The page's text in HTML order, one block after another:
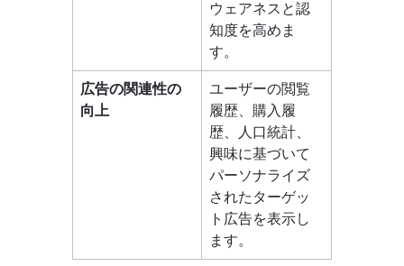
ウェアネスと認
知度を高めま
す。
広告の関連性の
向上
ユーザーの閲覧
履歴、購入履
歴、人口統計、
興味に基づいて
パーソナライズ
されたターゲッ
ト広告を表示し
ます。